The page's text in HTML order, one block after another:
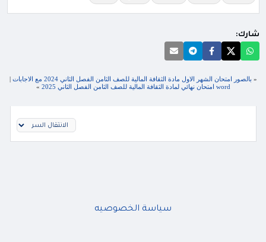
شارك:
« بالصور امتحان الشهر الاول مادة الثقافة المالية للصف الثامن الفصل الثاني 2024 مع الاجابات
|
word امتحان نهائي لمادة الثقافة المالية للصف الثامن الفصل الثاني 2025
»
سياسة الخصوصيه